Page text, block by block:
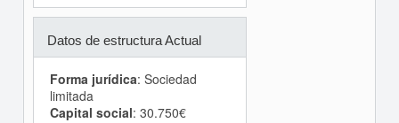
Datos de estructura Actual
Forma jurídica: Sociedad
limitada
Capital social: 30.750€